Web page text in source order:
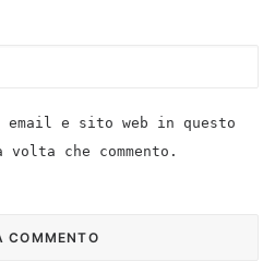
email e sito web in questo
che commento.